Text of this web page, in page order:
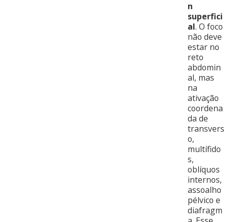
n
superfici
al. O foco
não deve
estar no
reto
abdomin
al, mas
na
ativação
coordena
da de
transvers
o,
multífido
s,
oblíquos
internos,
assoalho
pélvico e
diafragm